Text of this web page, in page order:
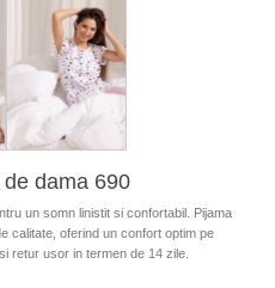
dama 690
un somn linistit si confortabil. Pijama
calitate, oferind un confort optim pe
retur usor in termen de 14 zile.